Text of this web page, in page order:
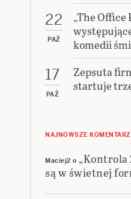
22
PAŹ
„The
komedii
17
PAŹ
Zepsuta
startuje
NAJNOWSZE
Maciej2 o „Kontrola
są w świetnej